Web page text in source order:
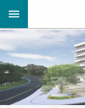
跳到主要內容區塊
進
階
搜
公
告
資